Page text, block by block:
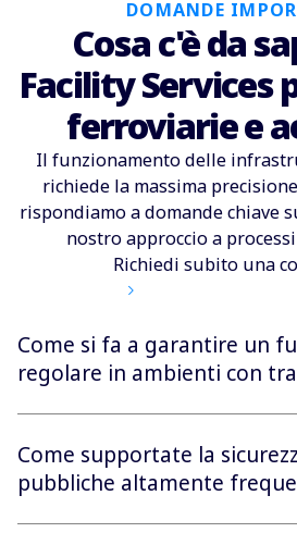
DOMANDE
Cosa c'è da
Facility Services
ferroviarie e
Il funzionamento delle
richiede la massima
rispondiamo a domande chiave
nostro approccio a
Richiedi subito una
Come si fa a garantire un
regolare in ambienti con
Come supportate la
pubbliche altamente